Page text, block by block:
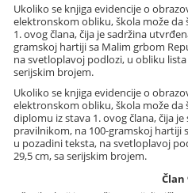
Ukoliko se knjiga evidencije o
elektronskom obliku, škola može da
1. ovog člana, čija je sadržina
gramskoj hartiji sa Malim grbom
na svetloplavoj podlozi, u obliku lista
serijskim brojem.
Ukoliko se knjiga evidencije o
elektronskom obliku, škola može da
diplomu iz stava 1. ovog člana, čija
pravilnikom, na 100-gramskoj hartiji
u pozadini teksta, na svetloplavoj
29,5 cm, sa serijskim brojem.
Član